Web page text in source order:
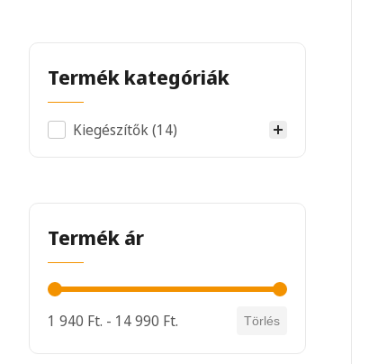
Termék kategóriák
Termék kategória
Kiegészítők(14)
Termék ár
Termék ár
1 940 Ft. - 14 990 Ft. Törlés